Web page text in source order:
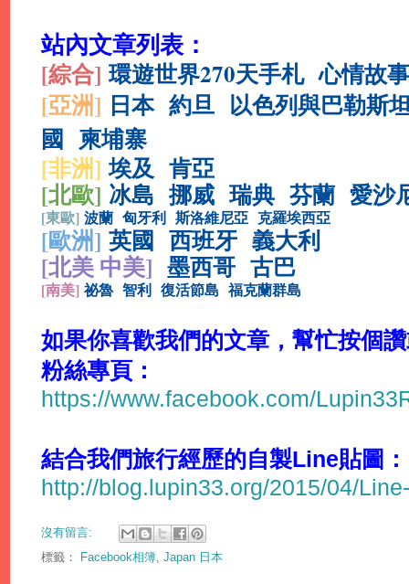
站內文章列表：
[綜合] 環遊世界270天手札 心情故事
[亞洲] 日本 約旦 以色列與巴勒斯
國 柬埔寨
[非洲]埃及 肯亞
[北歐] 冰島 挪威 瑞典 芬蘭 愛沙
[東歐] 波蘭 匈牙利 斯洛維尼亞 克羅埃西亞
[歐洲] 英國 西班牙 義大利
[北美 中美] 墨西哥 古巴
[南美] 祕魯 智利 復活節島 福克蘭群島
如果你喜歡我們的文章，幫忙按個
粉絲專頁：
https://www.facebook.com/
結合我們旅行經歷的自製Line貼圖：
http://blog.lupin33.org/2015/04/
沒有留言:
標籤： Facebook相簿 Japan 日本